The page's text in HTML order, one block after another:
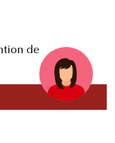
de